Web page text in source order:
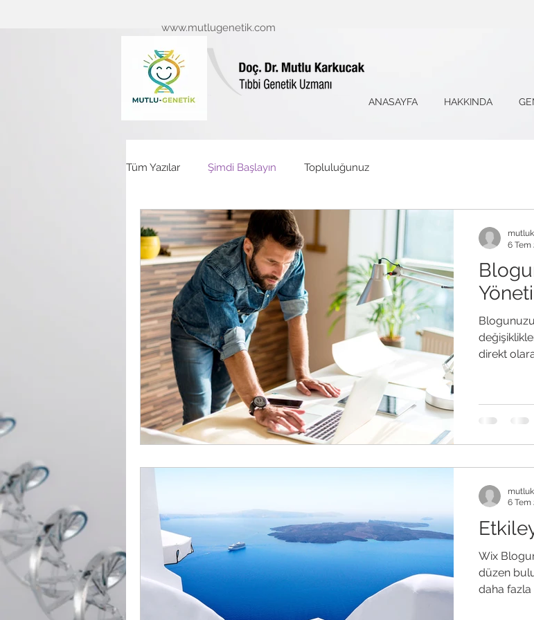
www.mutlugenetik.com
ANASAYFA HAKKINDA
Tüm Yazılar Şimdi Başlayın Topluluğunuz
direkt
6 Tem
Wix
düzen
daha fazla
6 Tem